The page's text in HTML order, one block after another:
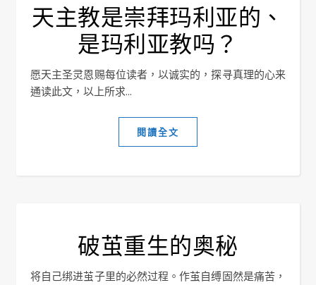
天主教是崇拜玛利亚的、
是玛利亚教吗？
愿天主圣灵恩赐每位读者，以诚实的，探寻真理的心来
通读此文，以上所求...
閱讀全文
破茧重生的奥秘
将自己绑进茧子里的必然过程。作茧自缚固然是痛苦，